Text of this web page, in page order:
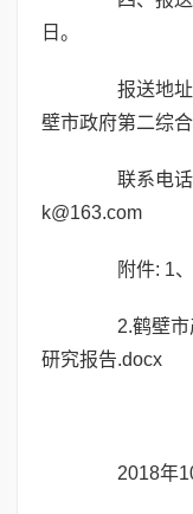
日。
报送地址
壁市政府第二综合
联系电话
k@163.com
附件: 1、
2.鹤壁
研究报告.docx
2018年10